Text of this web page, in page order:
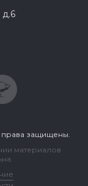
д.6
права защищены.
материалов